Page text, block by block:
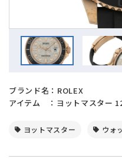
ブランド名：ROLEX
アイテム ：ヨットマスター
ヨットマスター ウォ